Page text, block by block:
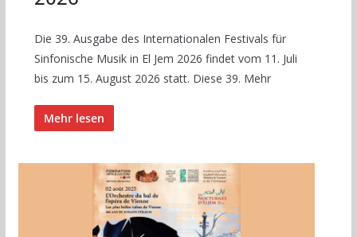
Die 39. Ausgabe des Internationalen Festivals für
Sinfonische Musik in El Jem 2026 findet vom 11. Juli
bis zum 15. August 2026 statt. Diese 39. Mehr
Mehr lesen